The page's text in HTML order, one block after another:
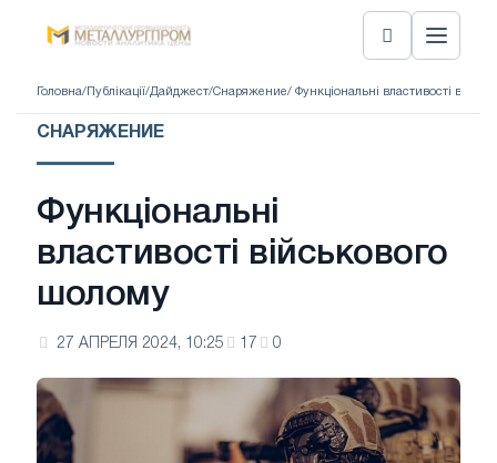
Головна/ Публікації/Дайджест/Снаряжение/ Функціональні властивості
СНАРЯЖЕНИЕ
Функціональні
властивості військового
шолому
27 АПРЕЛЯ 2024, 10:25 17 0